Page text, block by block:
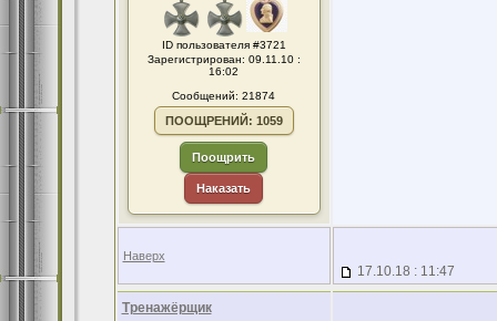
ID пользователя #3721
Зарегистрирован: 09.11.10 :
16:02
Сообщений: 21874
ПООЩРЕНИЙ: 1059
Поощрить
Наказать
Наверх
17.10.18 : 11:47
Тренажёрщик